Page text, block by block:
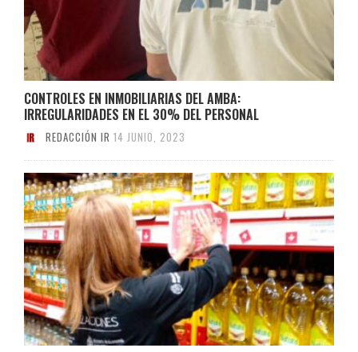
CONTROLES EN INMOBILIARIAS DEL AMBA:
IRREGULARIDADES EN EL 30% DEL PERSONAL
REDACCIÓN IR 14 JUNIO, 2023